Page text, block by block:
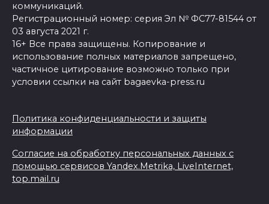
коммуникаций.
Регистрационный номер: серия Эл № ФС77-81544 от
03 августа 2021 г.
16+ Все права защищены. Копирование и
использование полных материалов запрещено,
частичное цитирование возможно только при
условии ссылки на сайт bagaevka-press.ru
Политика конфиденциальности и защиты
информации
Согласие на обработку персональных данных с
помощью сервисов Yandex.Metrika, LiveInternet,
top.mail.ru